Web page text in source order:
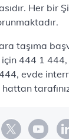
Her bir
taşıma
444 1
evde